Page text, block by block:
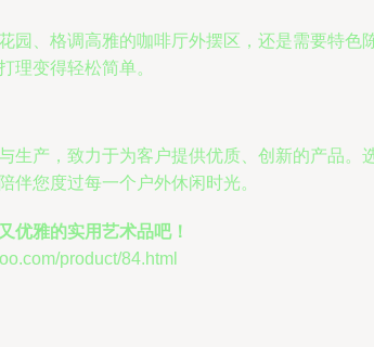
园、格调高雅的咖啡厅外摆区，还是需要特
理变得轻松简单。
生产，致力于为客户提供优质、创新的产品
伴您度过每一个户外休闲时光。
优雅的实用艺术品吧！
product/84.html